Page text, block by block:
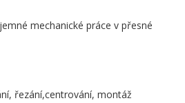
mechanické práce v přesné
řezání,centrování, montáž